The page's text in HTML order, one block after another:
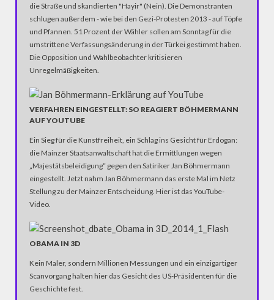
die Straße und skandierten "Hayir" (Nein). Die Demonstranten
schlugen außerdem - wie bei den Gezi-Protesten 2013 - auf Töpfe
und Pfannen. 51 Prozent der Wähler sollen am Sonntag für die
umstrittene Verfassungsänderung in der Türkei gestimmt haben.
Die Opposition und Wahlbeobachter kritisieren
Unregelmäßigkeiten.
VERFAHREN EINGESTELLT: SO REAGIERT BÖHMERMANN
AUF YOUTUBE
Ein Sieg für die Kunstfreiheit, ein Schlag ins Gesicht für Erdogan:
die Mainzer Staatsanwaltschaft hat die Ermittlungen wegen
„Majestätsbeleidigung“ gegen den Satiriker Jan Böhmermann
eingestellt. Jetzt nahm Jan Böhmermann das erste Mal im Netz
Stellung zu der Mainzer Entscheidung. Hier ist das YouTube-
Video.
OBAMA IN 3D
Kein Maler, sondern Millionen Messungen und ein einzigartiger
Scanvorgang halten hier das Gesicht des US-Präsidenten für die
Geschichte fest.